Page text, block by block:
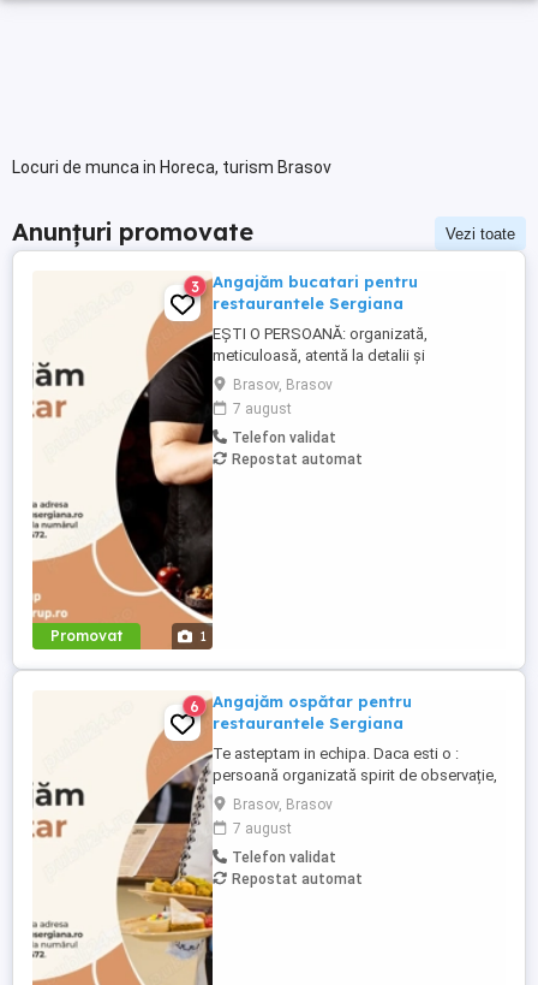
Locuri de munca in Horeca, turism Brasov
Anunțuri promovate Vezi toate
Promovat 1
3
Angajăm bucatari pentru
restaurantele Sergiana
EȘTI O PERSOANĂ: organizată,
meticuloasă, atentă la detalii și
responsabilă si ai lucrat pe sectia ciorbe,
paneuri garnituri si gratar CEEA CE
TREBUIE SĂ FACI : verificarea stocurilor de
materii prime, semipreparate și produse
finite, la începutul fiecărei ture de lucru
Brasov, Brasov
7 august
Telefon validat
Repostat automat
6
Angajăm ospătar pentru
restaurantele Sergiana
Te asteptam in echipa. Daca esti o :
persoană organizată spirit de observație,
atenție distributivă viteză de lucru
aptitudini de comunicare asumarea
responsabilităților și rezistență la stres
toleranță, competențe în gestionarea
posibilelor conflicte Ce trebuie sa faci?
Brasov, Brasov
7 august
Telefon validat
Repostat automat